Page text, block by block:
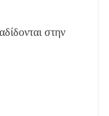
στην